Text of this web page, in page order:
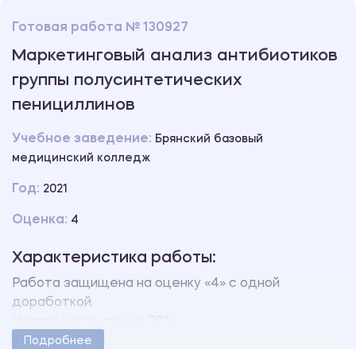
Готовая работа № 130927
Маркетинговый анализ антибиотиков
группы полусинтетических
пенициллинов
Учебное заведение: Брянский базовый
медицинский колледж
Год: 2021
Оценка: 4
Характеристика работы:
Работа защищена на оценку «4» с одной
доработкой.
Работа оформлена в соответствии с
Подробнее